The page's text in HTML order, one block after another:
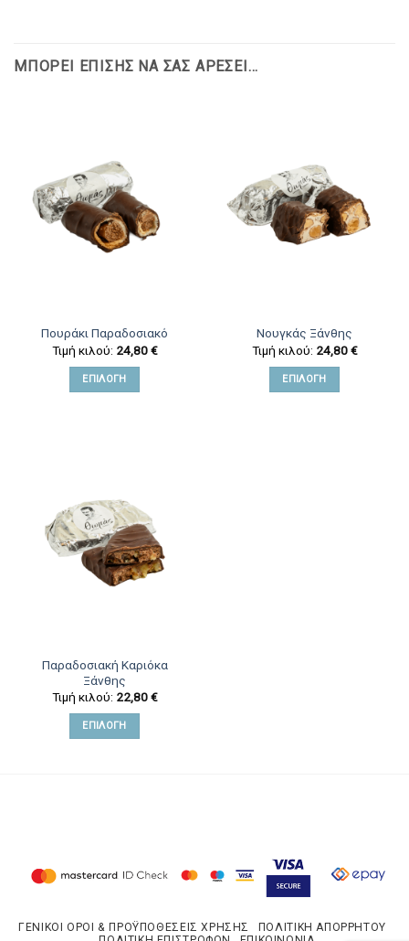
ΜΠΟΡΕΊ ΕΠΊΣΗΣ ΝΑ ΣΑΣ ΑΡΈΣΕΙ…
Πουράκι Παραδοσιακό
Τιμή κιλού: 24,80€
ΕΠΙΛΟΓΉ
Νουγκάς Ξάνθης
Τιμή κιλού: 24,80€
ΕΠΙΛΟΓΉ
Παραδοσιακή Καριόκα
Ξάνθης
Τιμή κιλού: 22,80€
ΕΠΙΛΟΓΉ
ΓΕΝΙΚΟΊ ΌΡΟΙ & ΠΡΟΫΠΟΘΈΣΕΙΣ ΧΡΉΣΗΣ
ΠΟΛΙΤΙΚΉ ΑΠΟΡΡΉΤΟΥ